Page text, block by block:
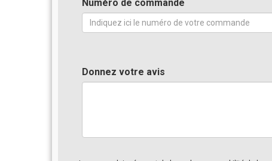
Numéro de commande
Donnez votre avis